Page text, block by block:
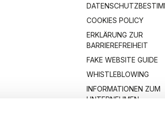
COOKIES POLICY
ERKLÄRUNG ZUR
BARRIEREFREIHEIT
FAKE WEBSITE GUIDE
WHISTLEBLOWING
INFORMATIONEN ZUM
UNTERNEHMEN